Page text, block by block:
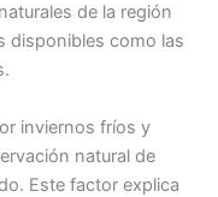
de la región
disponibles como las
inviernos fríos y
natural de
Este factor explica